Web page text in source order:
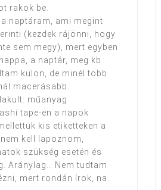
rakok be.
a naptáram, ami megint
(kezdek rájönni, hogy
sem megy), mert egyben
a naptár, meg kb
külön, de minél több
macerásabb.
műanyag
tape-en a napok
kis etiketteken a
kell lapoznom,
szükség esetén és
Aránylag… Nem tudtam
mert rondán írok, na.